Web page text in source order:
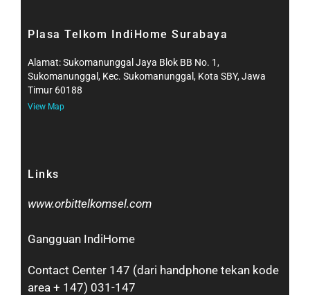
Plasa Telkom IndiHome Surabaya
Alamat: Sukomanunggal Jaya Blok BB No. 1,
Sukomanunggal, Kec. Sukomanunggal, Kota SBY, Jawa
Timur 60188
View Map
Links
www.orbittelkomsel.com
Gangguan IndiHome
Contact Center 147 (dari handphone tekan kode
area + 147) 031-147